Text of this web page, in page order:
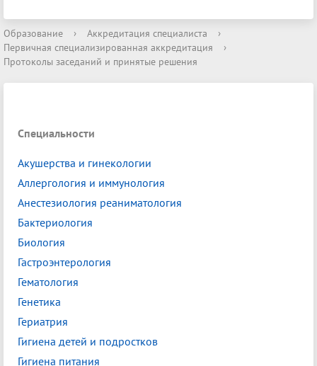
Образование › Аккредитация специалиста
›
Первичная специализированная аккредитация
›
Протоколы заседаний и принятые решения
Специальности
Акушерства и гинекологии
Аллергология и иммунология
Анестезиология реаниматология
Бактериология
Биология
Гастроэнтерология
Гематология
Генетика
Гериатрия
Гигиена детей и подростков
Гигиена питания